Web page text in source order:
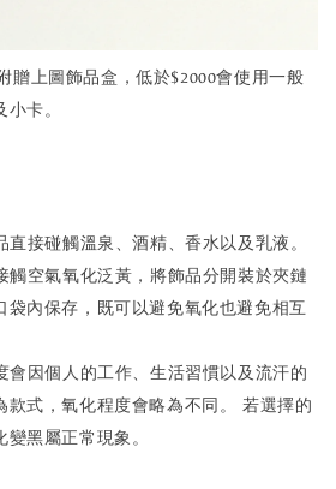
贈上圖飾品盒，低於$2000會使用一般
卡。
接碰觸溫泉、酒精、香水以及乳液。
空氣氧化泛黃，將飾品分開裝於夾鏈
袋內保存，既可以避免氧化也避免相互
因個人的工作、生活習慣以及流汗的
款式，氧化程度會略為不同。 若選擇的
黑屬正常現象。